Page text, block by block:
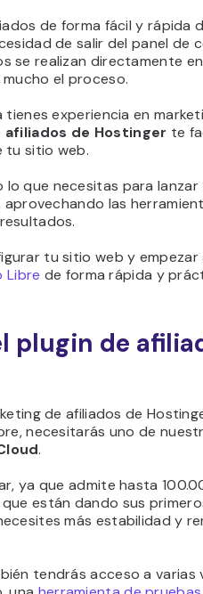
de forma fácil y rápida
de salir del panel de
se realizan directamente
el proceso.
experiencia en
de Hostinger te
tu sitio web.
que necesitas para
las
tu sitio web y empezar
Libre de forma rápida y
plugin de
de afiliados de
necesitarás uno de
.
ya que admite hasta
están dando sus
más estabilidad y
tendrás acceso a varias